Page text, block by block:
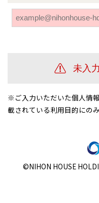
※ご入力いただいた個人情
載されている利用目的にの
©NIHON HOUSE
山口
鹿児島